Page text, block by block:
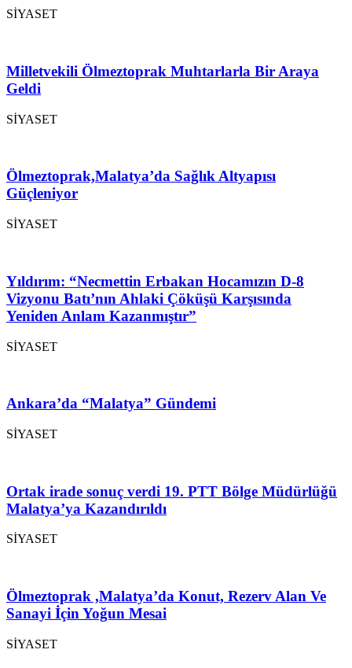
SİYASET
Milletvekili Ölmeztoprak Muhtarlarla Bir Araya
Geldi
SİYASET
Ölmeztoprak,Malatya’da Sağlık Altyapısı
Güçleniyor
SİYASET
Yıldırım: “Necmettin Erbakan Hocamızın D-8
Vizyonu Batı’nın Ahlaki Çöküşü Karşısında
Yeniden Anlam Kazanmıştır”
SİYASET
Ankara’da “Malatya” Gündemi
SİYASET
Ortak irade sonuç verdi 19. PTT Bölge Müdürlüğü
Malatya’ya Kazandırıldı
SİYASET
Ölmeztoprak ,Malatya’da Konut, Rezerv Alan Ve
Sanayi İçin Yoğun Mesai
SİYASET